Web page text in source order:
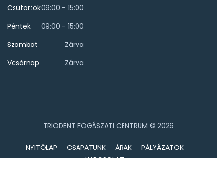
Csütörtök09:00 - 15:00
Péntek
09:00 - 15:00
Szombat
Zárva
Vasárnap
Zárva
TRIODENT FOGÁSZATI CENTRUM © 2026
NYITÓLAP CSAPATUNK ÁRAK
PÁLYÁZATOK
KAPCSOLAT